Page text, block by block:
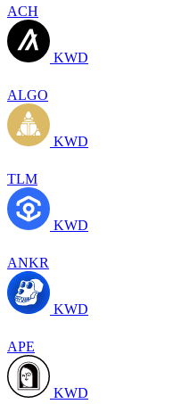
ACH
KWD
ALGO
KWD
TLM
KWD
ANKR
KWD
APE
KWD